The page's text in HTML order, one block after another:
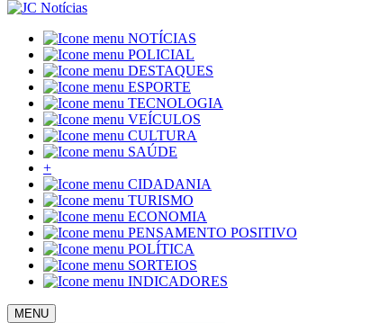
NOTÍCIAS
POLICIAL
DESTAQUES
ESPORTE
TECNOLOGIA
VEÍCULOS
CULTURA
SAÚDE
+
CIDADANIA
TURISMO
ECONOMIA
PENSAMENTO POSITIVO
POLÍTICA
SORTEIOS
INDICADORES
MENU